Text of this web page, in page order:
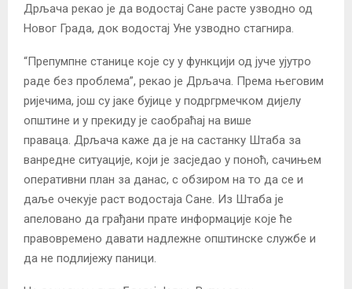
Дрљача рекао је да водостај Сане расте узводно од
Новог Града, док водостај Уне узводно стагнира.
“Препумпне станице које су у функцији од јуче ујутро
раде без проблема”, рекао је Дрљача. Према његовим
ријечима, још су јаке бујице у подргрмечком дијелу
општине и у прекиду је саобраћај на више
праваца. Дрљача каже да је на састанку Штаба за
ванредне ситуације, који је засједао у поноћ, сачињем
оперативни план за данас, с обзиром на то да се и
даље очекује раст водостаја Сане. Из Штаба је
апеловано да грађани прате информације које ће
правовремено давати надлежне општинске службе и
да не подлијежу паници.